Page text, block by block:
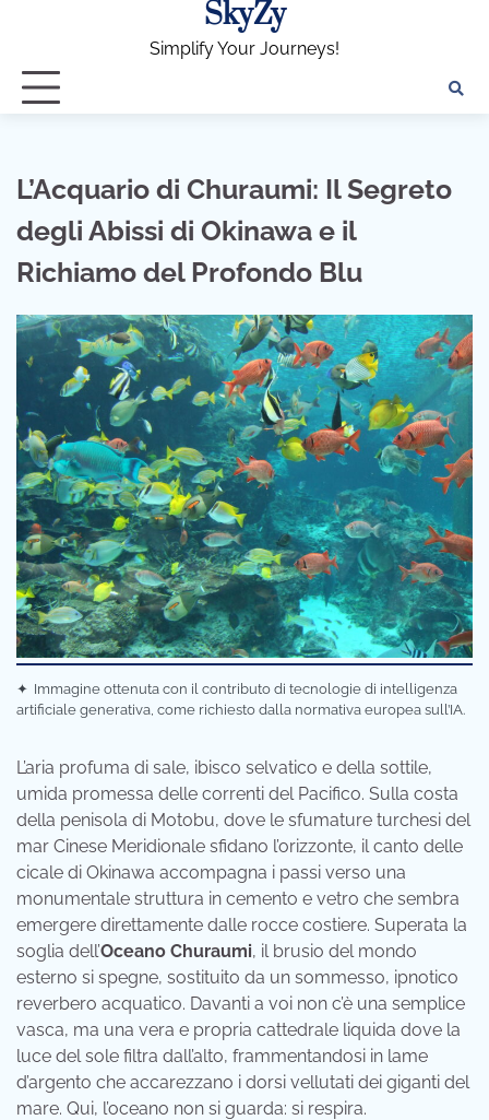
SkyZy
Simplify Your Journeys!
L’Acquario di Churaumi: Il Segreto
degli Abissi di Okinawa e il
Richiamo del Profondo Blu
✦ Immagine ottenuta con il contributo di tecnologie di intelligenza
artificiale generativa, come richiesto dalla normativa europea sull’IA.
L’aria profuma di sale, ibisco selvatico e della sottile,
umida promessa delle correnti del Pacifico. Sulla costa
della penisola di Motobu, dove le sfumature turchesi del
mar Cinese Meridionale sfidano l’orizzonte, il canto delle
cicale di Okinawa accompagna i passi verso una
monumentale struttura in cemento e vetro che sembra
emergere direttamente dalle rocce costiere. Superata la
soglia dell’Oceano Churaumi, il brusio del mondo
esterno si spegne, sostituito da un sommesso, ipnotico
reverbero acquatico. Davanti a voi non c’è una semplice
vasca, ma una vera e propria cattedrale liquida dove la
luce del sole filtra dall’alto, frammentandosi in lame
d’argento che accarezzano i dorsi vellutati dei giganti del
mare. Qui, l’oceano non si guarda: si respira.